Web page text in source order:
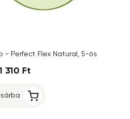
- Perfect Flex Natural, 5-ös
310 Ft